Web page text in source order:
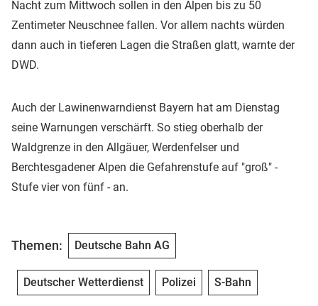
Nacht zum Mittwoch sollen in den Alpen bis zu 50
Zentimeter Neuschnee fallen. Vor allem nachts würden
dann auch in tieferen Lagen die Straßen glatt, warnte der
DWD.
Auch der Lawinenwarndienst Bayern hat am Dienstag
seine Warnungen verschärft. So stieg oberhalb der
Waldgrenze in den Allgäuer, Werdenfelser und
Berchtesgadener Alpen die Gefahrenstufe auf "groß" -
Stufe vier von fünf - an.
Themen: Deutsche Bahn AG
Deutscher Wetterdienst Polizei S-Bahn